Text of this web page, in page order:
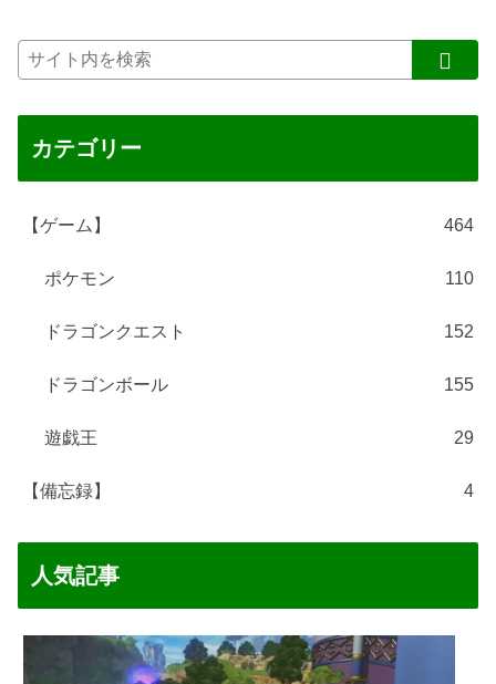
カテゴリー
【ゲーム】 464
ポケモン 110
ドラゴンクエスト 152
ドラゴンボール 155
遊戯王 29
【備忘録】 4
人気記事